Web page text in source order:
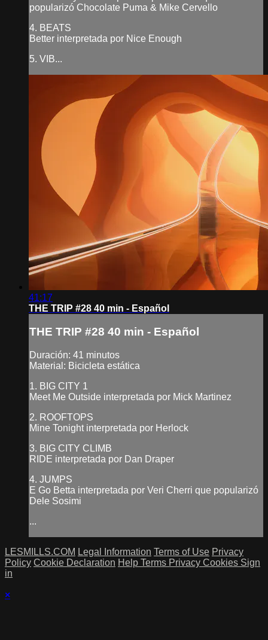
popularizó Chocolate Puma & Mike Cervello
4. BEATS
Better interpretada por Nice Enough
5. VIB...
41:17
THE TRIP #28 40 min - Español
THE TRIP #28 40 min - Español
Duración: 41 minutos
Material: Bicicleta estática
1. BIG CITY 1
Meet Me Outside interpretada por Mick Martinez
2. ROOFTOPS
Mine Tonight interpretada por Herlock
3. BIG CITY CLIMB
RIDE interpretada por Dan Draper
4. JUMPS
E Go Betta interpretada por Veri Cherri que popularizó
Dele Sosimi
...
LESMILLS.COM Legal Information Terms of Use Privacy
Policy Cookie Declaration Help Terms Privacy Cookies Sign
in
×